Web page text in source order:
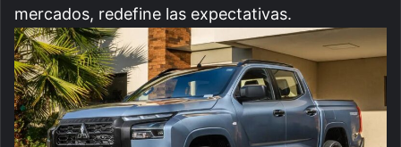
mercados, redefine las expectativas.